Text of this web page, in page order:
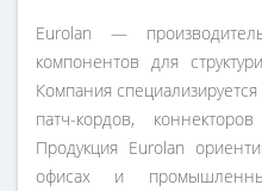
Eurolan —
компонентов для
Компания
патч-кордов,
Продукция Eurolan
офисах и